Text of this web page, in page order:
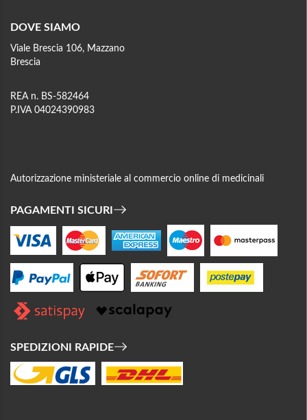
DOVE SIAMO
Viale Brescia 106, Mazzano
Brescia
REA n. BS-582464
P.IVA 04024390983
Autorizzazione ministeriale al commercio online di medicinali
PAGAMENTI SICURI
SPEDIZIONI RAPIDE